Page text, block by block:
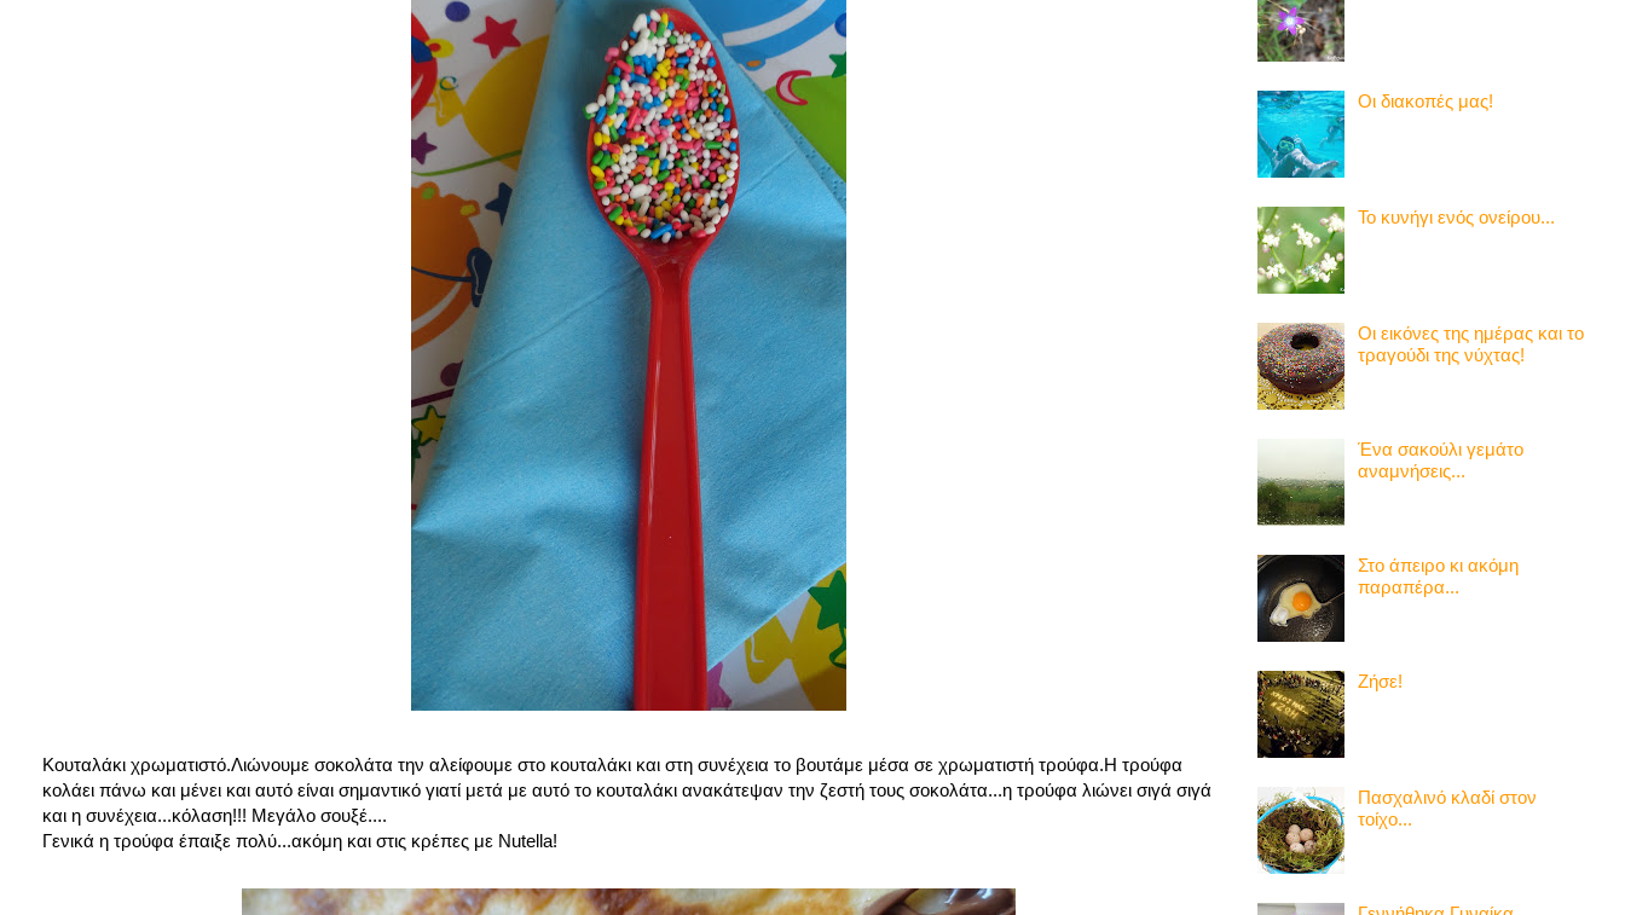
Κουταλάκι χρωματιστό.Λιώνουμε σοκολάτα την αλείφουμε στο κουταλάκι και στη συνέχεια το βουτάμε μέσα σε χρωματιστή τρούφα.Η τρούφα
κολάει πάνω και μένει και αυτό είναι σημαντικό γιατί μετά με αυτό το κουταλάκι ανακάτεψαν την ζεστή τους σοκολάτα...η τρούφα λιώνει σιγά σιγά
και η συνέχεια...κόλαση!!! Μεγάλο σουξέ....
Γενικά η τρούφα έπαιξε πολύ...ακόμη και στις κρέπες με Nutella!
Οι διακοπές μας!
Το κυνήγι ενός ονείρου...
Οι εικόνες της ημέρας και το
τραγούδι της νύχτας!
Ένα σακούλι γεμάτο
αναμνήσεις...
Στο άπειρο κι ακόμη
παραπέρα...
Ζήσε!
Πασχαλινό κλαδί στον
τοίχο...